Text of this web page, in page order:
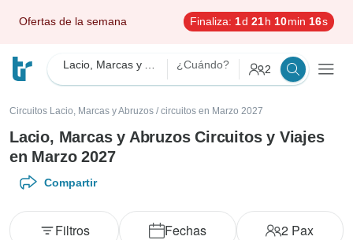
Ofertas de la semana Finaliza: 1d 21h 10min 14s
¿Cuándo? 2
Circuitos Lacio, Marcas y Abruzos / circuitos en Marzo 2027
Lacio, Marcas y Abruzos Circuitos y Viajes
en Marzo 2027
Compartir
Fechas 2 Pax
Filtros